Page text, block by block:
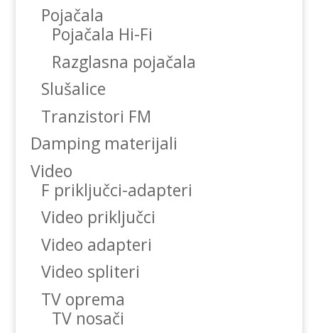
Pojačala
Pojačala Hi-Fi
Razglasna pojačala
Slušalice
Tranzistori FM
Damping materijali
Video
F priključci-adapteri
Video priključci
Video adapteri
Video spliteri
TV oprema
TV nosači